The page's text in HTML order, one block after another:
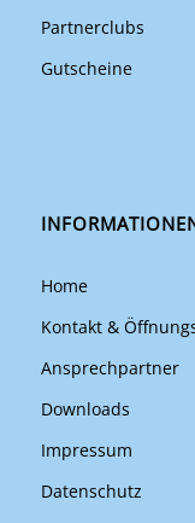
Partnerclubs
Gutscheine
Home
Kontakt &
Ansprechpartner
Downloads
Impressum
Datenschutz